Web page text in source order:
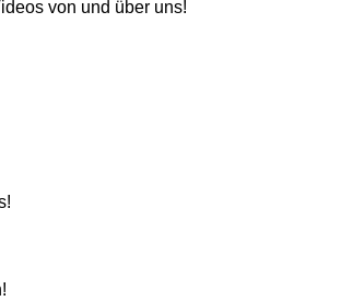
von und über uns!